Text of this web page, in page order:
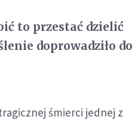
to przestać dzielić
doprowadziło do
śmierci jednej z